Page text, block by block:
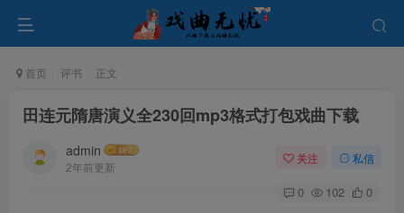
首页 评书 正文
田连元隋唐演义全230回mp3格式打包戏曲下载
admin
2年前更新
关注 私信
0 102 0